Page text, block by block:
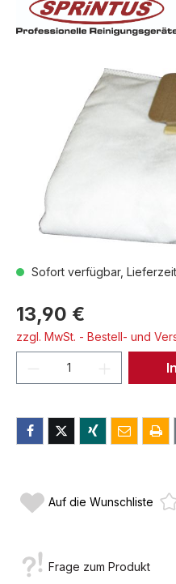
Bildergalerie überspringen
Sofort verfügbar,
13,90 €
zzgl. MwSt. - Bestell- und
Produkt Anzahl:
Auf die Wunschliste
Frage zum Produkt